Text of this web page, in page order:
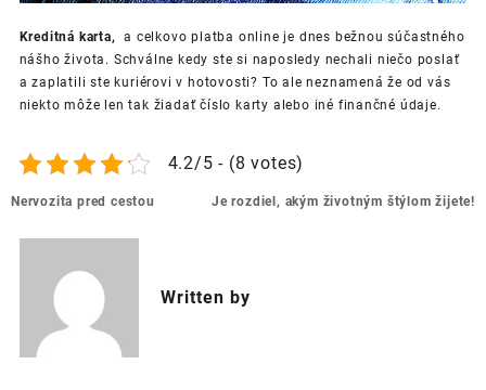
Kreditná karta, a celkovo platba online je dnes bežnou súčastného
nášho života. Schválne kedy ste si naposledy nechali niečo poslať
a zaplatili ste kuriérovi v hotovosti? To ale neznamená že od vás
niekto môže len tak žiadať číslo karty alebo iné finančné údaje.
4.2/5 - (8 votes)
Post
Nervozita pred cestou Je rozdiel, akým životným štýlom žijete!
Written by